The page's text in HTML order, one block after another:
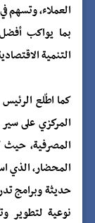
العملاء، وتسهم
بما يواكب
التنمية
كما اطّلع الرئيس
المركزي على
المصرفية، حيث
المحضار، الذي
حديثة وبرامج
نوعية لتطوير